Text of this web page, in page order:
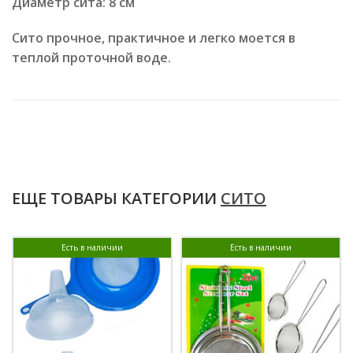
Сито прочное, практичное и легко моется в
теплой проточной воде.
ЕЩЕ ТОВАРЫ КАТЕГОРИИ СИТО
Есть в наличии Есть в наличии